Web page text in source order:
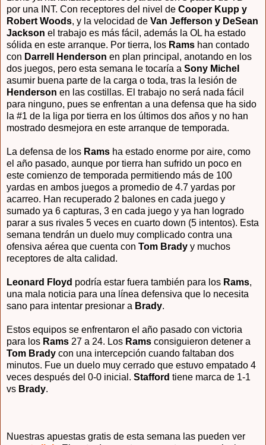
por una INT. Con receptores del nivel de Cooper Kupp y
Robert Woods, y la velocidad de Van Jefferson y DeSean
Jackson el trabajo es más fácil, además la OL ha estado
sólida en este arranque. Por tierra, los Rams han contado
con Darrell Henderson en plan principal, anotando en los
dos juegos, pero esta semana le tocaría a Sony Michel
asumir buena parte de la carga o toda, tras la lesión de
Henderson en las costillas. El trabajo no será nada fácil
para ninguno, pues se enfrentan a una defensa que ha sido
la #1 de la liga por tierra en los últimos dos años y no han
mostrado desmejora en este arranque de temporada.
La defensa de los Rams ha estado enorme por aire, como
el año pasado, aunque por tierra han sufrido un poco en
este comienzo de temporada permitiendo más de 100
yardas en ambos juegos a promedio de 4.7 yardas por
acarreo. Han recuperado 2 balones en cada juego y
sumado ya 6 capturas, 3 en cada juego y ya han logrado
parar a sus rivales 5 veces en cuarto down (5 intentos). Esta
semana tendrán un duelo muy complicado contra una
ofensiva aérea que cuenta con Tom Brady y muchos
receptores de alta calidad.
Leonard Floyd podría estar fuera también para los Rams,
una mala noticia para una línea defensiva que lo necesita
sano para intentar presionar a Brady.
Estos equipos se enfrentaron el año pasado con victoria
para los Rams 27 a 24. Los Rams consiguieron detener a
Tom Brady con una intercepción cuando faltaban dos
minutos. Fue un duelo muy cerrado que estuvo empatado 4
veces después del 0-0 inicial. Stafford tiene marca de 1-1
vs Brady.
Nuestras apuestas gratis de esta semana las pueden ver